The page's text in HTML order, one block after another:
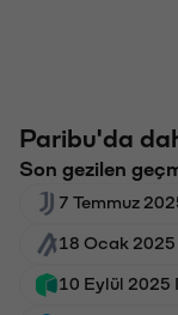
Paribu'da
Son gezilen
7 Temmuz
18 Ocak
10 Eylül 2025